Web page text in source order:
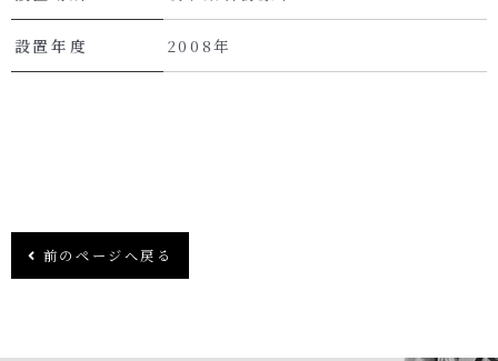
設置年度 2008年
前のページへ戻る